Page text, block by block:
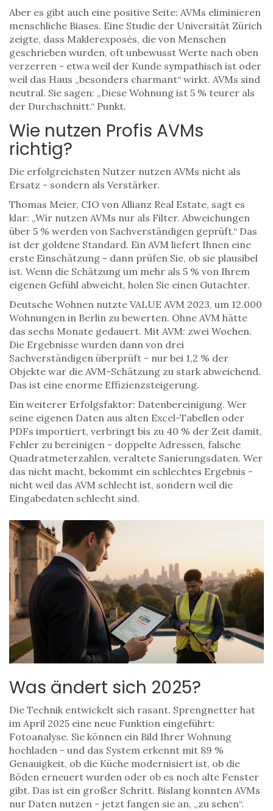
Aber es gibt auch eine positive Seite: AVMs eliminieren
menschliche Biases. Eine Studie der Universität Zürich
zeigte, dass Maklerexposés, die von Menschen
geschrieben wurden, oft unbewusst Werte nach oben
verzerren - etwa weil der Kunde sympathisch ist oder
weil das Haus „besonders charmant“ wirkt. AVMs sind
neutral. Sie sagen: „Diese Wohnung ist 5 % teurer als
der Durchschnitt.“ Punkt.
Wie nutzen Profis AVMs
richtig?
Die erfolgreichsten Nutzer nutzen AVMs nicht als
Ersatz - sondern als Verstärker.
Thomas Meier, CIO von Allianz Real Estate, sagt es
klar: „Wir nutzen AVMs nur als Filter. Abweichungen
über 5 % werden von Sachverständigen geprüft.“ Das
ist der goldene Standard. Ein AVM liefert Ihnen eine
erste Einschätzung - dann prüfen Sie, ob sie plausibel
ist. Wenn die Schätzung um mehr als 5 % von Ihrem
eigenen Gefühl abweicht, holen Sie einen Gutachter.
Deutsche Wohnen nutzte VALUE AVM 2023, um 12.000
Wohnungen in Berlin zu bewerten. Ohne AVM hätte
das sechs Monate gedauert. Mit AVM: zwei Wochen.
Die Ergebnisse wurden dann von drei
Sachverständigen überprüft - nur bei 1,2 % der
Objekte war die AVM-Schätzung zu stark abweichend.
Das ist eine enorme Effizienzsteigerung.
Ein weiterer Erfolgsfaktor: Datenbereinigung. Wer
seine eigenen Daten aus alten Excel-Tabellen oder
PDFs importiert, verbringt bis zu 40 % der Zeit damit,
Fehler zu bereinigen - doppelte Adressen, falsche
Quadratmeterzahlen, veraltete Sanierungsdaten. Wer
das nicht macht, bekommt ein schlechtes Ergebnis -
nicht weil das AVM schlecht ist, sondern weil die
Eingabedaten schlecht sind.
Was ändert sich 2025?
Die Technik entwickelt sich rasant. Sprengnetter hat
im April 2025 eine neue Funktion eingeführt:
Fotoanalyse. Sie können ein Bild Ihrer Wohnung
hochladen - und das System erkennt mit 89 %
Genauigkeit, ob die Küche modernisiert ist, ob die
Böden erneuert wurden oder ob es noch alte Fenster
gibt. Das ist ein großer Schritt. Bislang konnten AVMs
nur Daten nutzen - jetzt fangen sie an, „zu sehen“.